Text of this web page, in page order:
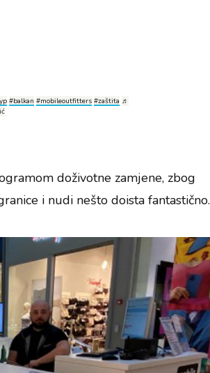
#balkan #mobileoutfitters #zaštita ♬
doživotne zamjene, zbog
i nudi nešto doista fantastično.